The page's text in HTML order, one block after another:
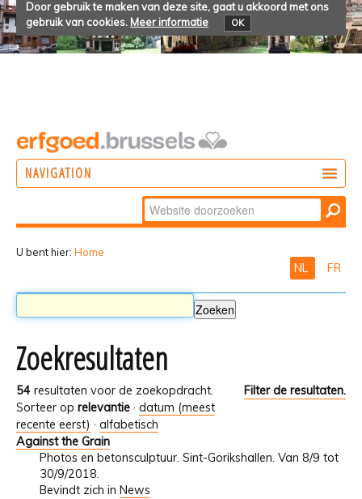
Door gebruik te maken van deze site, gaat u akkoord met ons
gebruik van cookies. Meer informatie OK
NAVIGATION
Zoek
Geavanceerd
U bent hier: Home
NL FR
Zoekresultaten
54 resultaten voor de zoekopdracht.
Filter de resultaten.
Sorteer op relevantie · datum (meest
recente eerst) · alfabetisch
Against the Grain
Photos en betonsculptuur. Sint-Gorikshallen. Van 8/9 tot
30/9/2018.
Bevindt zich in News